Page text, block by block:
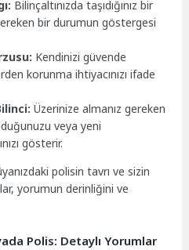
Bilinçaltınızda taşıdığınız bir
bir durumun göstergesi
Kendinizi güvende
korunma ihtiyacınızı ifade
Üzerinize almanız gereken
veya yeni
gösterir.
polisin tavrı ve sizin
yorumun derinliğini ve
Polis: Detaylı Yorumlar